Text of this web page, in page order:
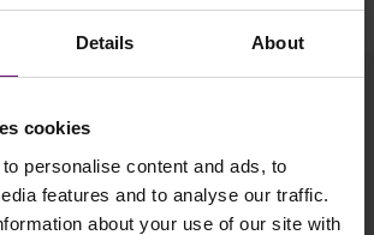
Details About
cookies
personalise content and ads, to
features and to analyse our traffic.
about your use of our site with
überspringen
Zubehör